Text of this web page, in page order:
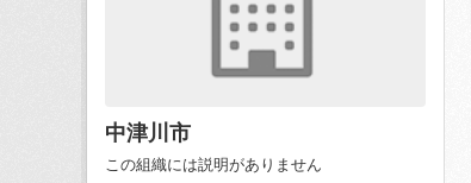
中津川市
この組織には説明がありません